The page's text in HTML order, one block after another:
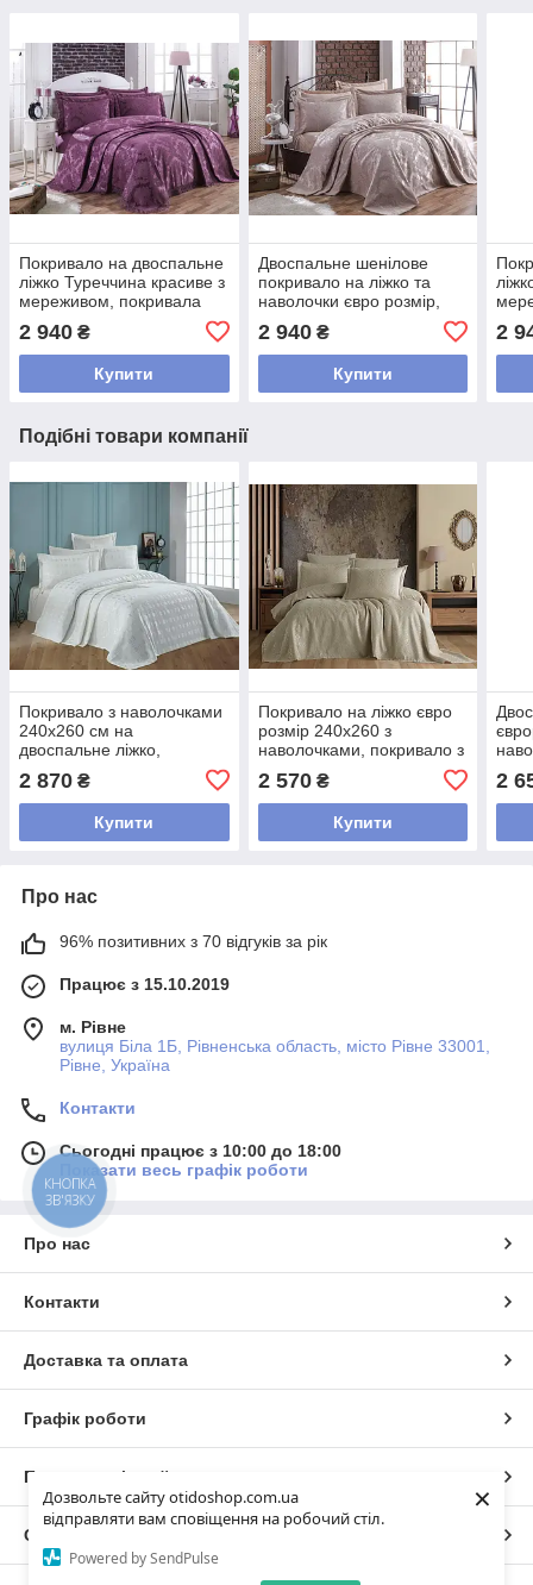
Дозвольте сайту otidoshop.com.ua
відправляти вам сповіщення на робочий стіл.
Powered by SendPulse
×
Покривало на двоспальне
ліжко Туреччина красиве з
мереживом, покривала
Фіолетовий
2 940 ₴
Купити
Двоспальне шенілове
покривало на ліжко та
наволочки євро розмір,
спальню 240х260 Беж
2 940₴
Купити
2
Подібні товари компанії
Покривало з наволочками
240х260 см на
двоспальне ліжко,
шенілове Туреччина
Молочний
2 870 ₴
Купити
Покривало на ліжко євро
розмір 240х260 з
наволочками, покривало з
прострочкою на двоспалку
Бежевий
2 570₴
Купити
2
Про нас
96% позитивних з 70 відгуків за рік
Працює з 15.10.2019
м. Рівне
вулиця Біла 1Б, Рівненська область, місто Рівне 33001,
Рівне, Україна
Контакти
Сьогодні працює з 10:00 до 18:00
Показати весь графік роботи
Про нас
Контакти
Доставка та оплата
Графік роботи
Повна версія сайту
Сайт створено на маркетплейсі
КНОПКА
ЗВ'ЯЗКУ